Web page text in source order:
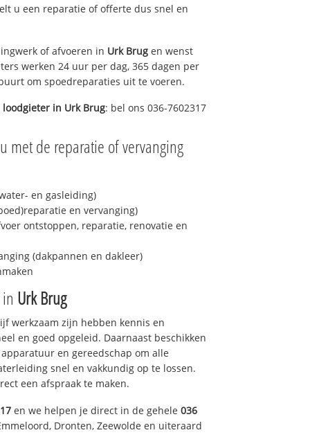
u een reparatie of offerte dus snel en
of afvoeren in Urk Brug en wenst
werken 24 uur per dag, 365 dagen per
om spoedreparaties uit te voeren.
in Urk Brug: bel ons 036-7602317
met de reparatie of vervanging
en gasleiding)
en vervanging)
ontstoppen, reparatie, renovatie en
(dakpannen en dakleer)
Urk Brug
werkzaam zijn hebben kennis en
en goed opgeleid. Daarnaast beschikken
en gereedschap om alle
snel en vakkundig op te lossen.
een afspraak te maken.
en we helpen je direct in de gehele 036
Dronten, Zeewolde en uiteraard